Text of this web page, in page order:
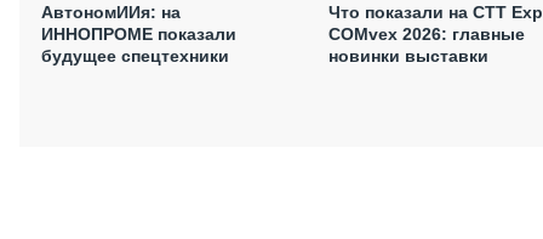
АвтономИИя: на
ИННОПРОМЕ показали
будущее спецтехники
Что показали на CTT
COMvex 2026: главные
новинки выставки